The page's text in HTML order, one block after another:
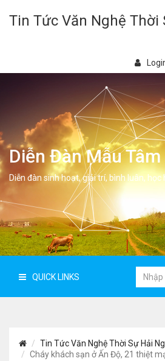
Tin Tức Văn Nghệ Thời
Diễn Đàn Mẫu Tâm
Diễn đàn sinh hoạt, giải trí, bình luân, học
QUICK LINKS
Tin Tức Văn Nghệ Thời Sự Hải
Cháy khách sạn ở Ấn Độ, 21 thiệt